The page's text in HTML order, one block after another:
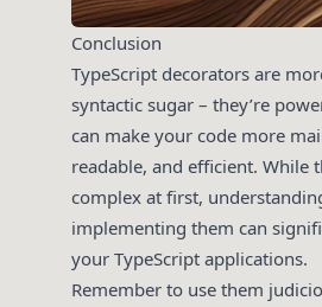
Conclusion
TypeScript decorators are
syntactic sugar – they’re
can make your code more
readable, and efficient. While
complex at first,
implementing them can
your TypeScript applications.
Remember to use them